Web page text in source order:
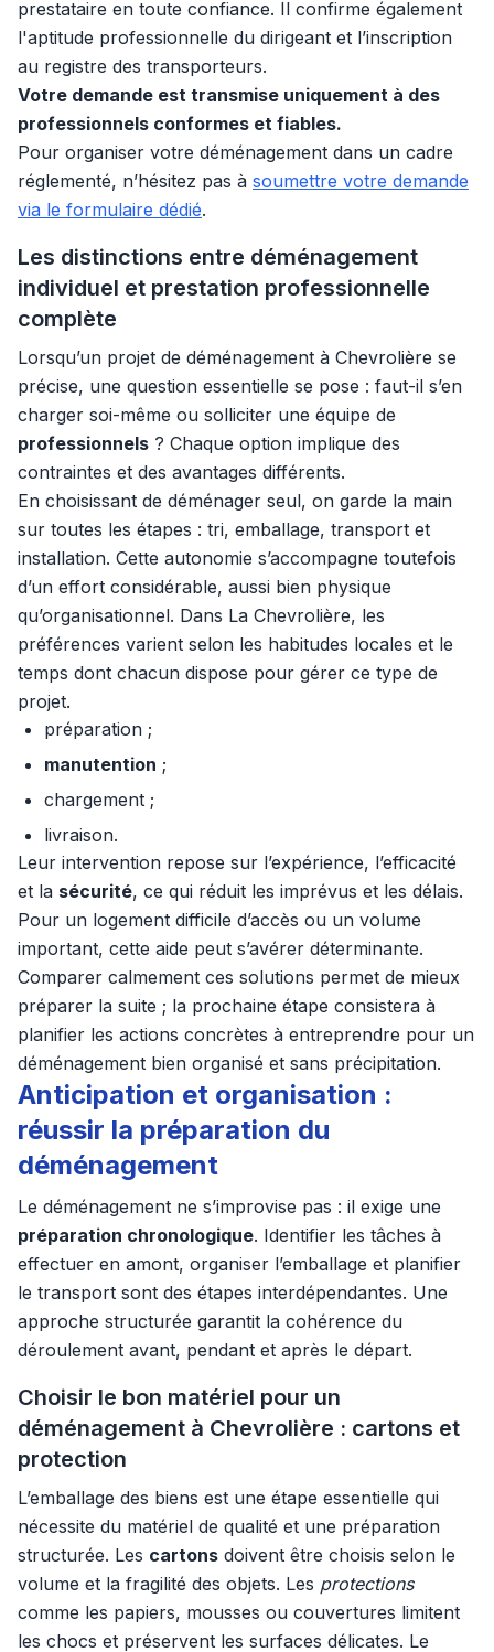
prestataire en toute confiance. Il confirme également
l'aptitude professionnelle du dirigeant et l’inscription
au registre des transporteurs.
Votre demande est transmise uniquement à des
professionnels conformes et fiables.
Pour organiser votre déménagement dans un cadre
réglementé, n’hésitez pas à soumettre votre demande
via le formulaire dédié.
Les distinctions entre déménagement
individuel et prestation professionnelle
complète
Lorsqu’un projet de déménagement à Chevrolière se
précise, une question essentielle se pose : faut-il s’en
charger soi-même ou solliciter une équipe de
professionnels ? Chaque option implique des
contraintes et des avantages différents.
En choisissant de déménager seul, on garde la main
sur toutes les étapes : tri, emballage, transport et
installation. Cette autonomie s’accompagne toutefois
d’un effort considérable, aussi bien physique
qu’organisationnel. Dans La Chevrolière, les
préférences varient selon les habitudes locales et le
temps dont chacun dispose pour gérer ce type de
projet.
préparation ;
manutention ;
chargement ;
livraison.
Leur intervention repose sur l’expérience, l’efficacité
et la sécurité, ce qui réduit les imprévus et les délais.
Pour un logement difficile d’accès ou un volume
important, cette aide peut s’avérer déterminante.
Comparer calmement ces solutions permet de mieux
préparer la suite ; la prochaine étape consistera à
planifier les actions concrètes à entreprendre pour un
déménagement bien organisé et sans précipitation.
Anticipation et organisation :
réussir la préparation du
déménagement
Le déménagement ne s’improvise pas : il exige une
préparation chronologique. Identifier les tâches à
effectuer en amont, organiser l’emballage et planifier
le transport sont des étapes interdépendantes. Une
approche structurée garantit la cohérence du
déroulement avant, pendant et après le départ.
Choisir le bon matériel pour un
déménagement à Chevrolière : cartons et
protection
L’emballage des biens est une étape essentielle qui
nécessite du matériel de qualité et une préparation
structurée. Les cartons doivent être choisis selon le
volume et la fragilité des objets. Les protections
comme les papiers, mousses ou couvertures limitent
les chocs et préservent les surfaces délicates. Le